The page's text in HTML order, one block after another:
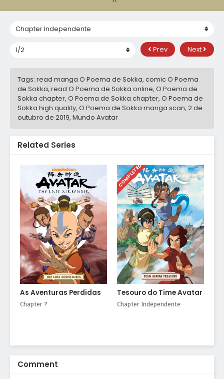
Prev Next
Tags: read manga O Poema de Sokka, comic O Poema
de Sokka, read O Poema de Sokka online, O Poema de
Sokka chapter, O Poema de Sokka chapter, O Poema de
Sokka high quality, O Poema de Sokka manga scan, 2 de
outubro de 2019, Mundo Avatar
Related Series
As Aventuras Perdidas
Chapter ?
COMPLETED
Tesouro do Time Avatar
Chapter Independente
Comment